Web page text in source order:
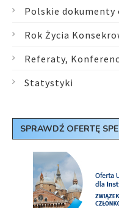
Polskie dokumenty
Rok Życia
Referaty,
Statystyki
SPRAWDŹ OFERTĘ